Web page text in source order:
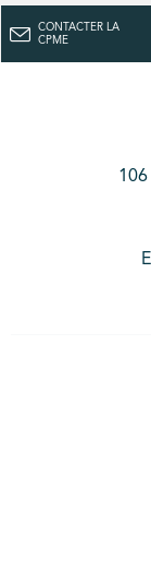
CONTACTER LA
CPME